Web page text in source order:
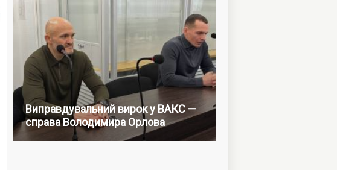
Виправдувальний вирок у ВАКС —
справа Володимира Орлова